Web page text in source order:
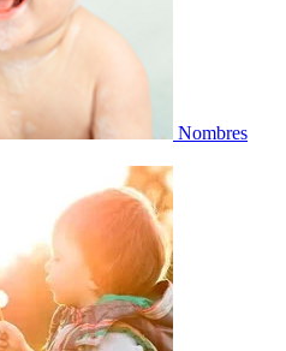
Nombres